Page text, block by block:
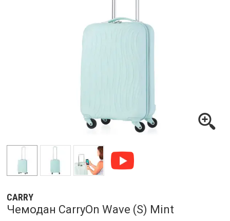
CARRY
Чемодан CarryOn Wave (S) Mint